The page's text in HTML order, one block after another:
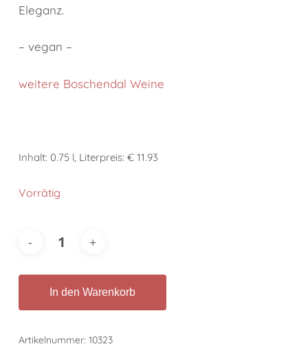
Eleganz.
– vegan –
weitere Boschendal Weine
Inhalt: 0.75 l, Literpreis: € 11.93
Vorrätig
In den Warenkorb
Artikelnummer: 10323